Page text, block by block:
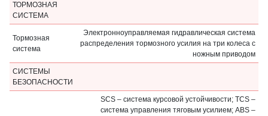
ТОРМОЗНАЯ
СИСТЕМА
Тормозная
система
Электронноуправляемая гидравлическая система
распределения тормозного усилия на три колеса с
ножным приводом
СИСТЕМЫ
БЕЗОПАСНОСТИ
SCS – система курсовой устойчивости; TCS –
система управления тяговым усилием; ABS –